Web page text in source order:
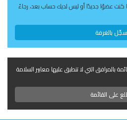
كنت عضوًا جديدًا أو ليس لديك حساب بعد، رجاءً
سجّل بالغرفة
بالمرافق التي لا تنطبق عليها معايير السلامة
على القائمة